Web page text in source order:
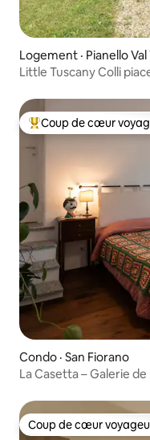
Logement · Pianello
Coup de cœur
Coup de cœur
Condo · San Fiorano
La Casetta – Galerie de
Coup de cœur
Coup de cœur